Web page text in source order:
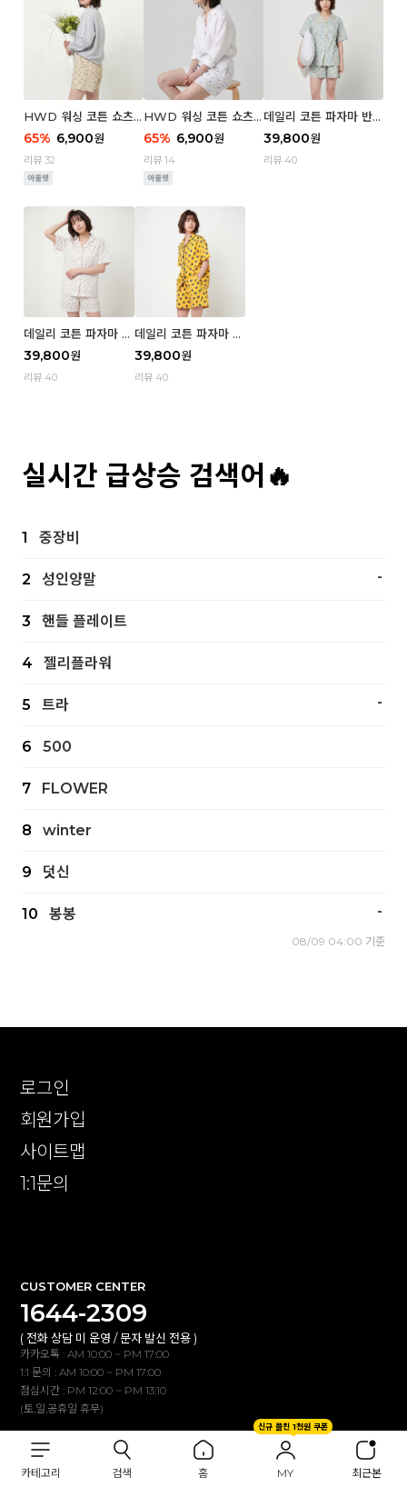
카테고리 검색 홈
신규 플친 1천원 쿠폰
MY 최근본
HWD 워싱 코튼 쇼츠
(우먼) - 02 Retro flo
wer
65% 6,900원
리뷰 32
HWD 워싱 코튼 쇼츠
(우먼) - 01 Blue whal
e
65% 6,900원
리뷰 14
데일리 코튼 파자마 반팔
세트 (우먼) - 03 Sum
mer lane
39,800원
리뷰 40
데일리 코튼 파자마 반
팔 세트 (우먼) - 02
Blue cherry
39,800원
리뷰 40
데일리 코튼 파자마 반
팔 세트 (우먼) - 01 Mi
z
39,800원
리뷰 40
실시간 급상승 검색어🔥
1 중장비
2 성인양말 -
3 핸들 플레이트
4 젤리플라워
5 트라 -
6 500
7 FLOWER
8 winter
9 덧신
10 봉봉 -
08/09 04:00 기준
로그인
회원가입
사이트맵
1:1문의
CUSTOMER CENTER
1644-2309
( 전화 상담 미 운영 / 문자 발신 전용 )
카카오톡 : AM 10:00 ~ PM 17:00
1:1 문의 : AM 10:00 ~ PM 17:00
점심시간 : PM 12:00 ~ PM 13:10
(토,일,공휴일 휴무)
BANK INFO